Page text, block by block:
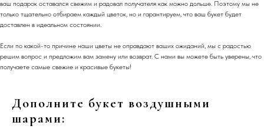
ваш подарок оставался свежим и радовал получателя как можно дольше. Поэтому мы не
только тщательно отбираем каждый цветок, но и гарантируем, что ваш букет будет
доставлен в идеальном состоянии.
Если по какой-то причине наши цветы не оправдают ваших ожиданий, мы с радостью
решим вопрос и предложим вам замену или возврат. С нами вы можете быть уверены, что
получаете самые свежие и красивые букеты!
Дополните букет воздушными
шарами: